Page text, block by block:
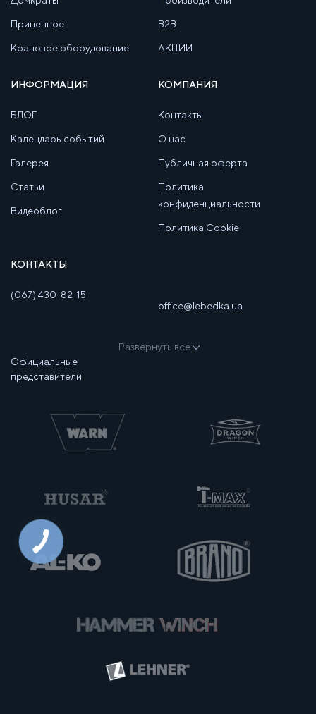
Прицепное
Крановое оборудование
B2B
АКЦИИ
ИНФОРМАЦИЯ
БЛОГ
Календарь событий
Галерея
Статьи
Видеоблог
КОМПАНИЯ
Контакты
О нас
Публичная оферта
Политика
конфиденциальности
Политика Cookie
КОНТАКТЫ
(067) 430-82-15
office@lebedka.ua
Развернуть все
Официальные
представители